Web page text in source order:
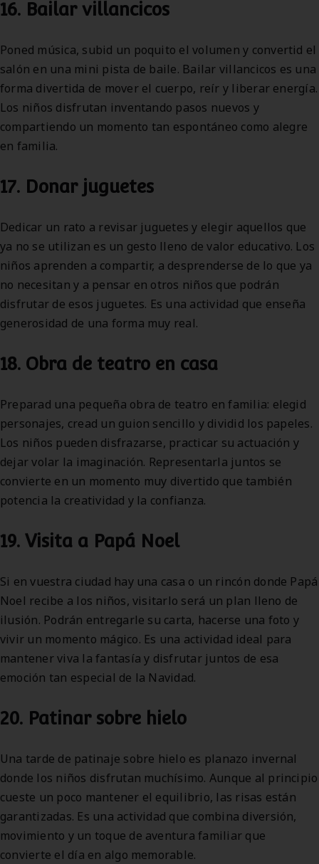
16. Bailar villancicos
Poned música, subid un poquito el volumen y convertid el
salón en una mini pista de baile. Bailar villancicos es una
forma divertida de mover el cuerpo, reír y liberar energía.
Los niños disfrutan inventando pasos nuevos y
compartiendo un momento tan espontáneo como alegre
en familia.
17. Donar juguetes
Dedicar un rato a revisar juguetes y elegir aquellos que
ya no se utilizan es un gesto lleno de valor educativo. Los
niños aprenden a compartir, a desprenderse de lo que ya
no necesitan y a pensar en otros niños que podrán
disfrutar de esos juguetes. Es una actividad que enseña
generosidad de una forma muy real.
18. Obra de teatro en casa
Preparad una pequeña obra de teatro en familia: elegid
personajes, cread un guion sencillo y dividid los papeles.
Los niños pueden disfrazarse, practicar su actuación y
dejar volar la imaginación. Representarla juntos se
convierte en un momento muy divertido que también
potencia la creatividad y la confianza.
19. Visita a Papá Noel
Si en vuestra ciudad hay una casa o un rincón donde Papá
Noel recibe a los niños, visitarlo será un plan lleno de
ilusión. Podrán entregarle su carta, hacerse una foto y
vivir un momento mágico. Es una actividad ideal para
mantener viva la fantasía y disfrutar juntos de esa
emoción tan especial de la Navidad.
20. Patinar sobre hielo
Una tarde de patinaje sobre hielo es planazo invernal
donde los niños disfrutan muchísimo. Aunque al principio
cueste un poco mantener el equilibrio, las risas están
garantizadas. Es una actividad que combina diversión,
movimiento y un toque de aventura familiar que
convierte el día en algo memorable.